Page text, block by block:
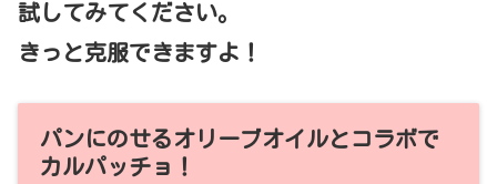
試してみてください。
きっと克服できますよ！
パンにのせるオリーブオイルとコラボで
カルパッチョ！